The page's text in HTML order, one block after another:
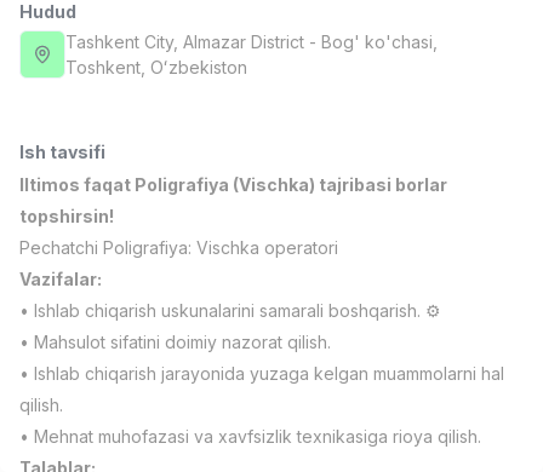
Fast food Oshpazi
2,600,000 - 5,000,000 sum/
LES AILES
Farmatsevt
3,000,000 - 10,000,000 sum/
NAVBAHOR APTEKA
Kelishiladi
NAFF
Full time job
Ish joyidan
Sotuv bo'yicha agent
Kelishiladi
TOP
Hudud
Tashkent City, Almazar District - Bog' ko'chasi,
Тоshkent, Oʻzbekiston
Ish tavsifi
Iltimos faqat Poligrafiya (Vischka) tajribasi borlar
topshirsin!
Pechatchi Poligrafiya: Vischka operatori
Vazifalar:
• Ishlab chiqarish uskunalarini samarali boshqarish. ⚙️
• Mahsulot sifatini doimiy nazorat qilish.
• Ishlab chiqarish jarayonida yuzaga kelgan muammolarni hal
qilish.
• Mehnat muhofazasi va xavfsizlik texnikasiga rioya qilish.
Talablar:
Vakansiyalar Sohalar Korxonalar Profil